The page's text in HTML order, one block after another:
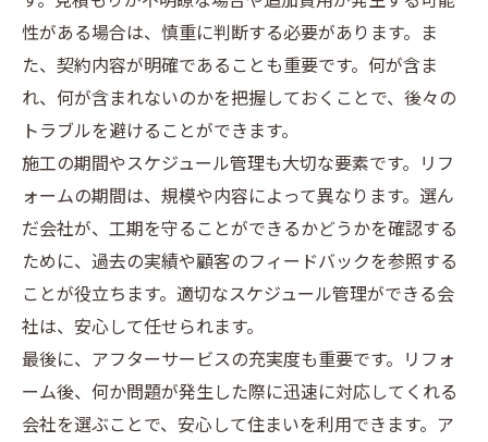
性がある場合は、慎重に判断する必要があります。ま
た、契約内容が明確であることも重要です。何が含ま
れ、何が含まれないのかを把握しておくことで、後々の
トラブルを避けることができます。
施工の期間やスケジュール管理も大切な要素です。リフ
ォームの期間は、規模や内容によって異なります。選ん
だ会社が、工期を守ることができるかどうかを確認する
ために、過去の実績や顧客のフィードバックを参照する
ことが役立ちます。適切なスケジュール管理ができる会
社は、安心して任せられます。
最後に、アフターサービスの充実度も重要です。リフォ
ーム後、何か問題が発生した際に迅速に対応してくれる
会社を選ぶことで、安心して住まいを利用できます。ア